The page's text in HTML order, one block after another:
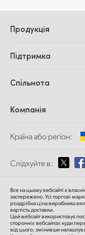
Продукція
Додатки DaVinci
Відеомікшери ATEM
Дискові рекордери
та відтворення
Перетворення форматів
Мовні конвертери
Мережеве сховище
MultiView
Маршрутизація та
Стрімінг та кодування
Підтримка
Центр підтримки
Спільнота
Компанія
Про нас
Медіа
Країна або регіон:
Виберіть вашу
Australia
Austria
Слідкуйте в:
Все на цьому вебсайті є
застережено. Усі торгові
роздрібна цінавиробника
вартість доставки.
Цей вебсайт використовує
сторонніх вебсайтах куди
від цього, змінивши